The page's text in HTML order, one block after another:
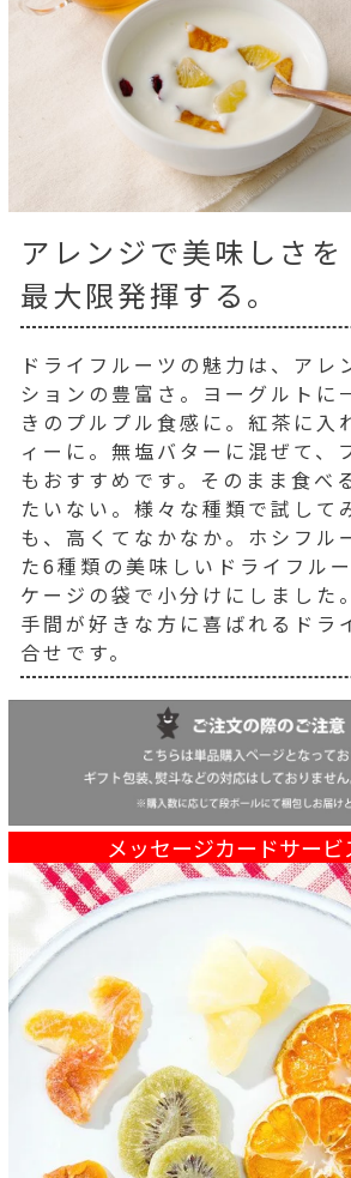
アレンジで美味しさを
最大限発揮する。
ドライフルーツの魅力は、アレ
ションの豊富さ。ヨーグルトに
きのプルプル食感に。紅茶に入
ィーに。無塩バターに混ぜて、
もおすすめです。そのまま食べ
たいない。様々な種類で試して
も、高くてなかなか。ホシフル
た6種類の美味しいドライフル
ケージの袋で小分けにしました
手間が好きな方に喜ばれるドラ
合せです。
メッセージカードサー